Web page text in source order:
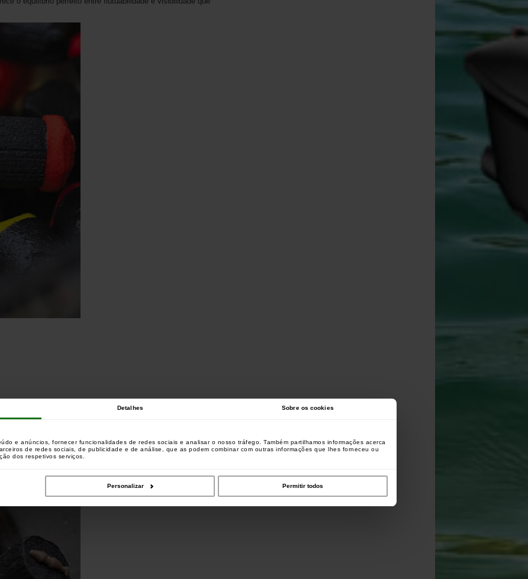
Detalhes Sobre os cookies
e anúncios, fornecer funcionalidades de redes sociais e analisar o nosso tráfego. Também partilhamos informações acerca
de redes sociais, de publicidade e de análise, que as podem combinar com outras informações que lhes forneceu ou
dos respetivos serviços.
Personalizar Permitir todos